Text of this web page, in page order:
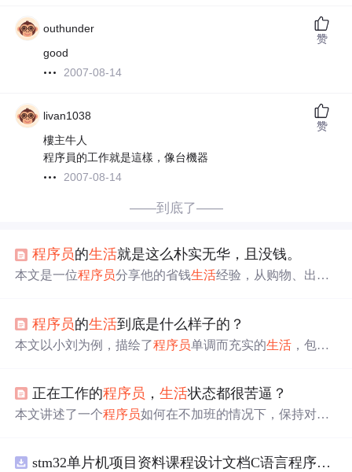
outhunder
good
2007-08-14
赞
livan1038
樓主牛人
程序員的工作就是這樣，像台機器
2007-08-14
赞
——到底了——
程序员的生活就是这么朴实无华，且没钱。
本文是一位程序员分享他的省钱生活经验，从购物、出行
场上，他以低调应对，用最少的成本维持
节俭，但他依然保持着乐观态度。
程序员的生活到底是什么样子的？
本文以小刘为例，描绘了程序员单调而充实的生活 ，包括
解、加班经历、加薪谈话等职场趣事，揭示了程序员
技术的执着和生活的挑战。
正在工作的程序员 ，生活状态都很苦逼？
本文讲述了一个程序员如何在不加班的情况下，保持对技
员 生活并非只有单调的加班和敲代码。 stm32单片机项目资料课程设计文档C语言程序代码原理图电路PCB实例悬挂运动控制系统论文资料